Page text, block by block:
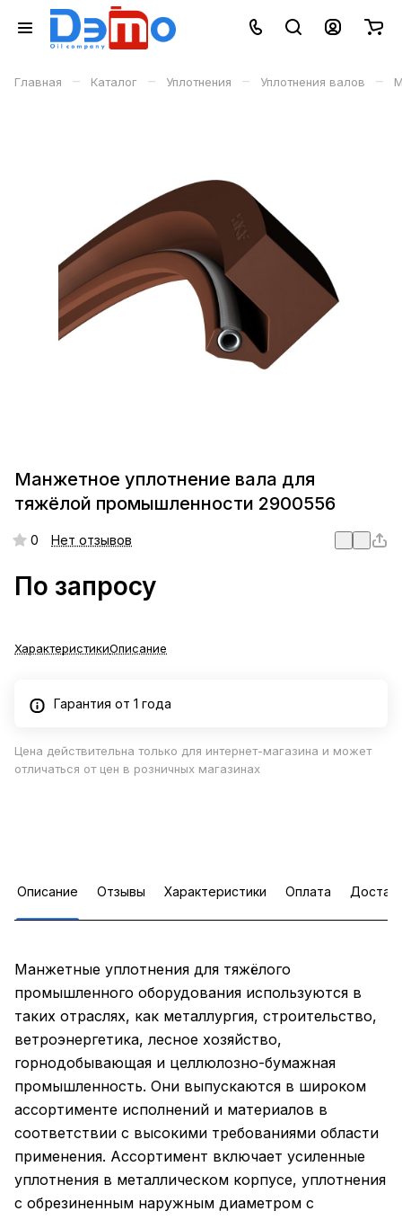
Главная – Каталог – Уплотнения – Уплотнения валов –
Манжетное уплотнение вала для
тяжёлой промышленности 2900556
0 Нет отзывов
По запросу
ХарактеристикиОписание
Гарантия от 1 года
Цена действительна только для интернет-магазина и может
отличаться от цен в розничных магазинах
Описание Отзывы Характеристики Оплата
Манжетные уплотнения для тяжёлого
промышленного оборудования используются в
таких отраслях, как металлургия, строительство,
ветроэнергетика, лесное хозяйство,
горнодобывающая и целлюлозно-бумажная
промышленность. Они выпускаются в широком
ассортименте исполнений и материалов в
соответствии с высокими требованиями области
применения. Ассортимент включает усиленные
уплотнения в металлическом корпусе, уплотнения
с обрезиненным наружным диаметром с